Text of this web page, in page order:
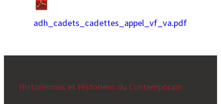
adh_cadets_cadettes_appel_vf_va.pdf
Historiennes et Historiens du Contemporain